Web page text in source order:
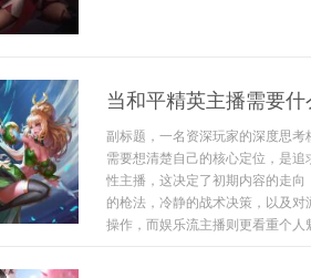
当和平精英主播需要
副标题，一名资深玩家的深度思
需要想清楚自己的核心定位，是
性主播，这决定了初期内容的走
的枪法，冷静的战术决策，以及
操作，而娱乐流主播则更看重个人